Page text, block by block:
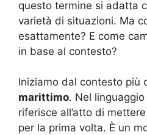
questo termine si adatta
varietà di situazioni. Ma
esattamente? E come
in base al contesto?
Iniziamo dal contesto più
marittimo. Nel
riferisce all’atto di
per la prima volta. È un